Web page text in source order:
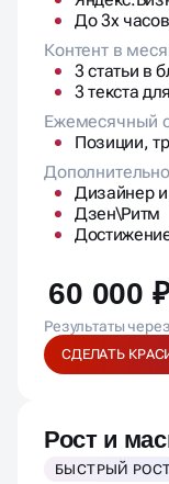
Контент в
3 статьи в
3 текста
Ежемесячный
Позиции,
Дополнительно
Дизайнер и
Дзен\Ритм
Результаты
СДЕЛАТЬ
БЫСТРЫЙ
Команда